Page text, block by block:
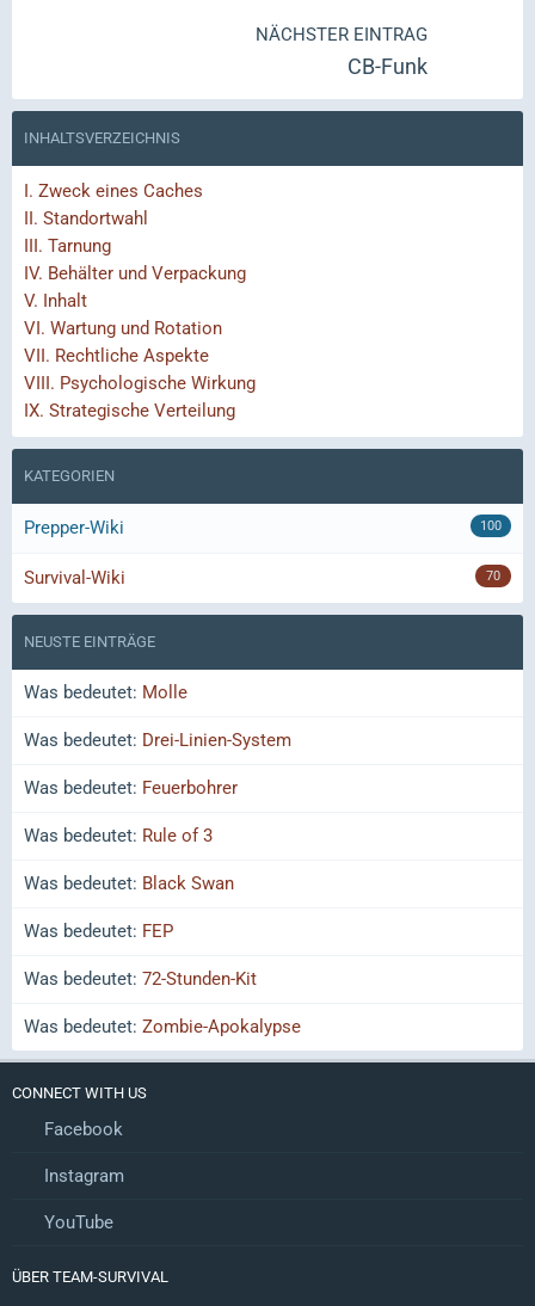
NÄCHSTER EINTRAG
CB-Funk
INHALTSVERZEICHNIS
I. Zweck eines Caches
II. Standortwahl
III. Tarnung
IV. Behälter und Verpackung
V. Inhalt
VI. Wartung und Rotation
VII. Rechtliche Aspekte
VIII. Psychologische Wirkung
IX. Strategische Verteilung
KATEGORIEN
Prepper-Wiki 100
Survival-Wiki 70
NEUSTE EINTRÄGE
Was bedeutet: Molle
Was bedeutet: Drei-Linien-System
Was bedeutet: Feuerbohrer
Was bedeutet: Rule of 3
Was bedeutet: Black Swan
Was bedeutet: FEP
Was bedeutet: 72-Stunden-Kit
Was bedeutet: Zombie-Apokalypse
CONNECT WITH US
Facebook
Instagram
YouTube
ÜBER TEAM-SURVIVAL